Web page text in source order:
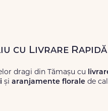
cu Livrare Rapidă
dragi din Tămașu cu
și aranjamente florale de